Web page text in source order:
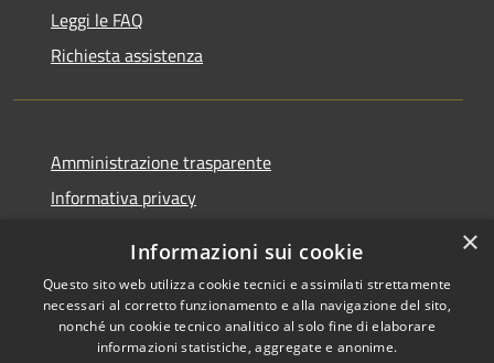
Leggi le FAQ
Richiesta assistenza
Amministrazione trasparente
Informativa privacy
Dichiarazione di accessibilità
×
Informazioni sui cookie
Questo sito web utilizza cookie tecnici e assimilati strettamente
necessari al corretto funzionamento e alla navigazione del sito,
nonché un cookie tecnico analitico al solo fine di elaborare
informazioni statistiche, aggregate e anonime.